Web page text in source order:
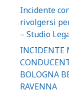
Incidente
rivolgersi
– Studio
INCIDENTE
BOLOGNA
RAVENNA